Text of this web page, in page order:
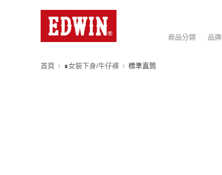
商品分類 品
首頁 ∎女裝下身/牛仔褲 標準直筒